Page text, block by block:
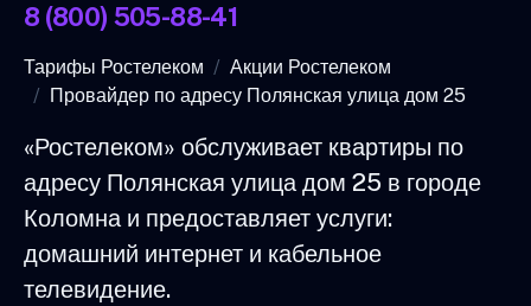
8 (800) 505-88-41
Тарифы Ростелеком
Акции Ростелеком
Провайдер по адресу Полянская улица дом 25
«Ростелеком» обслуживает квартиры по
адресу Полянская улица дом 25 в городе
Коломна и предоставляет услуги:
домашний интернет и кабельное
телевидение.